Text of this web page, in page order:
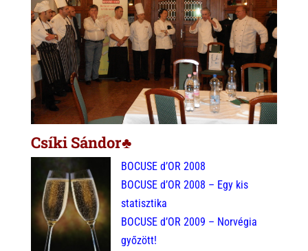
Csíki Sándor♣
BOCUSE d’OR 2008
BOCUSE d’OR 2008 – Egy kis
statisztika
BOCUSE d’OR 2009 – Norvégia
győzött!